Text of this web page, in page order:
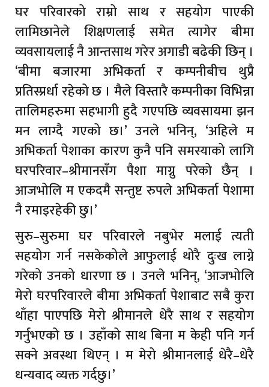
घर परिवारको राम्रो साथ र सहयोग पाएकी
लामिछानेले शिक्षणलाई समेत त्यागेर बीमा
व्यवसायलाई नै आन्तसाथ गरेर अगाडी बढेकी छिन् ।
‘बीमा बजारमा अभिकर्ता र कम्पनीबीच थुप्रै
प्रतिस्प्रर्धा रहेको छ । मैले विस्तारै कम्पनीका विभिन्ना
तालिमहरुमा सहभागी हुदै गएपछि व्यवसायमा झन
मन लाग्दै गएको छ।’ उनले भनिन्, ‘अहिले म
अभिकर्ता पेशाका कारण कुनै पनि समस्याको लागि
घरपरिवार–श्रीमानसँग पैशा माग्नु परेको छैन् ।
आजभोलि म एकदमै सन्तुष्ट रुपले अभिकर्ता पेशामा
नै रमाइरहेकी छु।’
सुरु–सुरुमा घर परिवारले नबुभेर मलाई त्यती
सहयोग गर्न नसकेकोले आफुलाई थोरै दुःख लाग्ने
गरेको उनको धारणा छ । उनले भनिन्, ‘आजभोलि
मेरो घरपरिवारले बीमा अभिकर्ता पेशाबाट सबै कुरा
थाँहा पाएपछि मेरो श्रीमानले धेरै साथ र सहयोग
गर्नुभएको छ । उहाँको साथ बिना म केही पनि गर्न
सक्ने अवस्था थिएन् । म मेरो श्रीमानलाई धेरै–धेरै
धन्यवाद व्यक्त गर्दछु।’